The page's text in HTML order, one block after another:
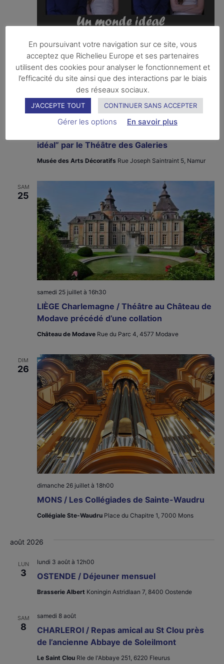
idéal” par le Théâtre des Galeries
vendredi 24 juillet-samedi 25 juillet
Musée des Arts Décoratifs Rue Joseph Saintraint 5, Namur
SAM
25
LIÈGE Charlemagne / Théâtre au Château de
Modave précédé d’une collation
samedi 25 juillet à 16h30
Château de Modave Rue du Parc 4, 4577 Modave
DIM
26
MONS / Les Collégiades de Sainte-Waudru
dimanche 26 juillet à 18h00
Collégiale Ste-Waudru Place du Chapitre 1, 7000 Mons
août 2026
LUN
3 OSTENDE / Déjeuner mensuel
lundi 3 août à 12h00
Brasserie Albert Koningin Astridlaan 7, 8400 Oostende
SAM
8
CHARLEROI / Repas amical au St Clou près
de l’ancienne Abbaye de Soleilmont
samedi 8 août
Le Saint Clou Rle de l'Abbaye 251, 6220 Fleurus
En poursuivant votre navigation sur ce site, vous
acceptez que Richelieu Europe et ses partenaires
utilisent des cookies pour analyser le fonctionnement et
l’efficacité du site ainsi que des interactions par le biais
des réseaux sociaux.
J'ACCEPTE TOUT CONTINUER SANS ACCEPTER
Gérer les options En savoir plus